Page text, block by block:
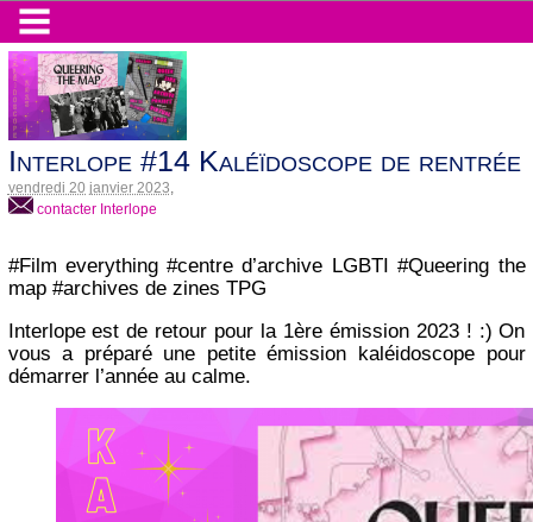
Interlope #14 Kaléïdoscope de rentrée
vendredi 20 janvier 2023
contacter Interlope
#Film everything #centre d’archive LGBTI #Queering the
map #archives de zines TPG
Interlope est de retour pour la 1ère émission 2023 ! :) On
vous a préparé une petite émission kaléidoscope pour
démarrer l’année au calme.